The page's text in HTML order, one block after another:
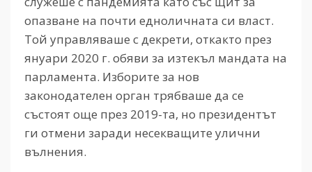
опазване на почти едноличната си власт.
Той управляваше с декрети, откакто през
януари 2020 г. обяви за изтекъл мандата на
парламента. Изборите за нов
законодателен орган трябваше да се
състоят още през 2019-та, но президентът
ги отмени заради несекващите улични
вълнения.